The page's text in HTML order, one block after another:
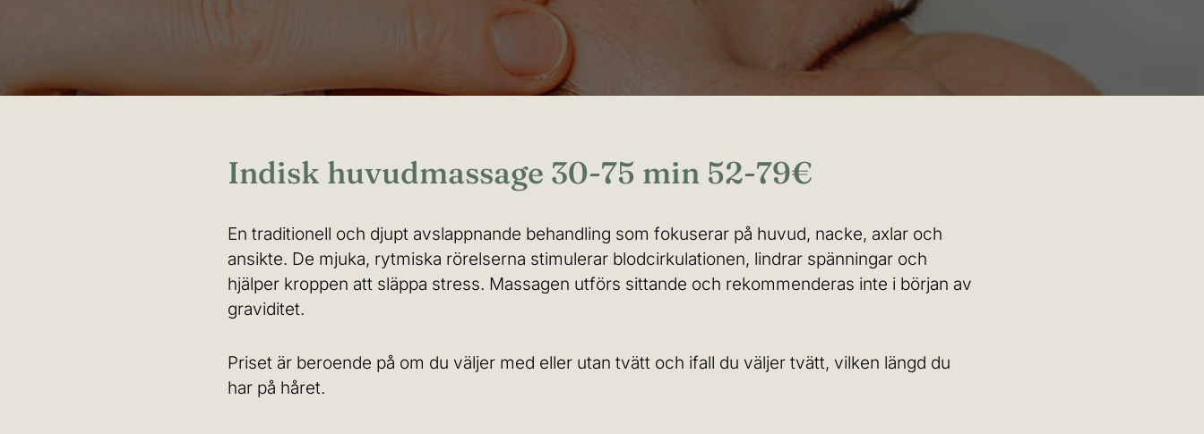
Indisk huvudmassage 30-75 min 52-79€
En traditionell och djupt avslappnande behandling som fokuserar på huvud, nacke, axlar och
ansikte. De mjuka, rytmiska rörelserna stimulerar blodcirkulationen, lindrar spänningar och
hjälper kroppen att släppa stress. Massagen utförs sittande och rekommenderas inte i början av
graviditet.
Priset är beroende på om du väljer med eller utan tvätt och ifall du väljer tvätt, vilken längd du
har på håret.